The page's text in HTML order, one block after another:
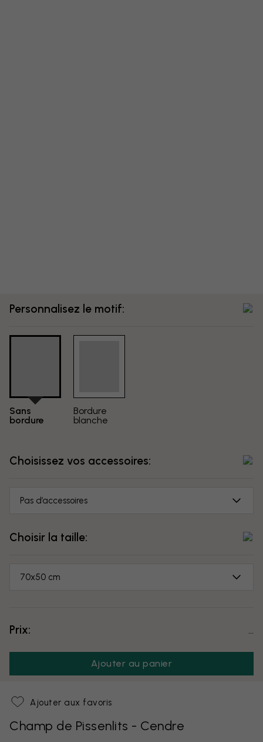
Personnalisez le motif:
Sans
bordure
Bordure
blanche
Choisissez vos accessoires:
Pas d’accessoires
Choisir la taille:
70x50 cm
Prix:
Ajouter au panier
Ajouter aux favoris
Champ de Pissenlits - Cendre